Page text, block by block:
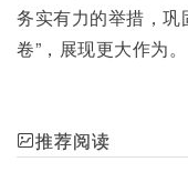
务实有力的举措，巩
卷”，展现更大作为。
推荐阅读